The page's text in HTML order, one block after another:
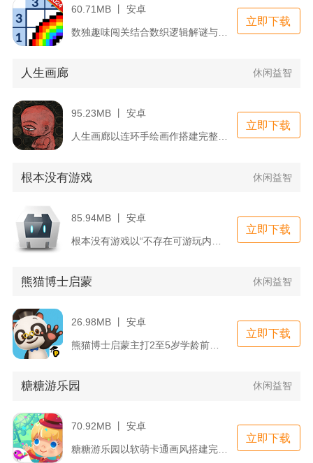
60.71MB 丨 安卓
数独趣味闯关结合数织逻辑解谜与像素拼图收集，不靠单纯填数制造...
立即下载
人生画廊 休闲益智
95.23MB 丨 安卓
人生画廊以连环手绘画作搭建完整游戏世界，全程依靠画作承载谜题...
立即下载
根本没有游戏 休闲益智
85.94MB 丨 安卓
立即下载
熊猫博士启蒙 休闲益智
26.98MB 丨 安卓
熊猫博士启蒙主打2至5岁学龄前儿童早教益智，是一款融合认知学...
立即下载
糖糖游乐园 休闲益智
70.92MB 丨 安卓
糖糖游乐园以软萌卡通画风搭建完整虚拟乐园世界，融合模拟经营、...
立即下载